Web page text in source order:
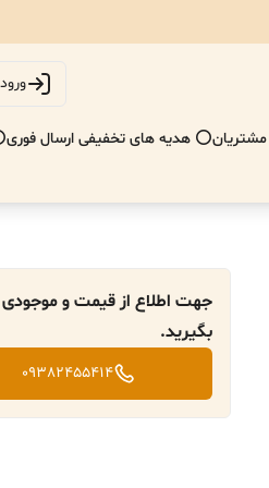
⭕ هدیه های تخفیفی ارسال
جهت اطلاع از قیمت و
بگیرید.
09382455414